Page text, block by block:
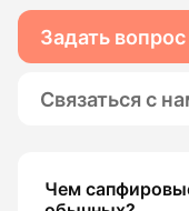
Задать вопрос
Связаться с
Чем